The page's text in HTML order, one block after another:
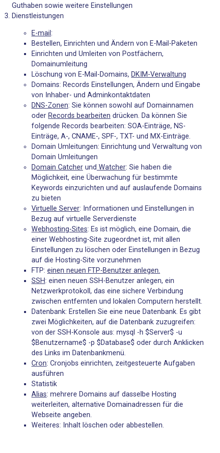
Guthaben sowie weitere Einstellungen
Dienstleistungen
E-mail :
Bestellen, Einrichten und Ändern von E-Mail-Paketen
Einrichten und Umleiten von Postfächern,
Domainumleitung
Löschung von E-Mail-Domains, DKIM-Verwaltung
Domains: Records Einstellungen, Ändern und Eingabe
von Inhaber- und Adminkontaktdaten
DNS-Zonen: Sie können sowohl auf Domainnamen
oder Records bearbeiten drücken. Da können Sie
folgende Records bearbeiten: SOA-Einträge, NS-
Einträge, A-, CNAME-, SPF-, TXT- und MX-Einträge.
Domain Umleitungen: Einrichtung und Verwaltung von
Domain Umleitungen
Domain Catcher und Watcher: Sie haben die
Möglichkeit, eine Überwachung für bestimmte
Keywords einzurichten und auf auslaufende Domains
zu bieten
Virtuelle Server: Informationen und Einstellungen in
Bezug auf virtuelle Serverdienste
Webhosting-Sites: Es ist möglich, eine Domain, die
einer Webhosting-Site zugeordnet ist, mit allen
Einstellungen zu löschen oder Einstellungen in Bezug
auf die Hosting-Site vorzunehmen
FTP: einen neuen FTP-Benutzer anlegen.
SSH: einen neuen SSH-Benutzer anlegen, ein
Netzwerkprotokoll, das eine sichere Verbindung
zwischen entfernten und lokalen Computern herstellt.
Datenbank: Erstellen Sie eine neue Datenbank. Es gibt
zwei Möglichkeiten, auf die Datenbank zuzugreifen:
von der SSH-Konsole aus: mysql -h $Server$ -u
$Benutzername$ -p $Database$ oder durch Anklicken
des Links im Datenbankmenü.
Cron: Cronjobs einrichten, zeitgesteuerte Aufgaben
ausführen
Statistik
Alias: mehrere Domains auf dasselbe Hosting
weiterleiten, alternative Domainadressen für die
Webseite angeben.
Weiteres: Inhalt löschen oder abbestellen.